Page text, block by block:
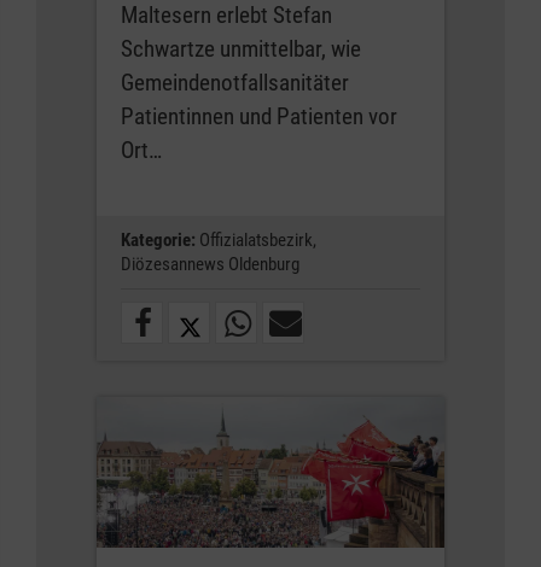
Maltesern erlebt Stefan
Schwartze unmittelbar, wie
Gemeindenotfallsanitäter
Patientinnen und Patienten vor
Ort…
Kategorie: Offizialatsbezirk,
Diözesannews Oldenburg